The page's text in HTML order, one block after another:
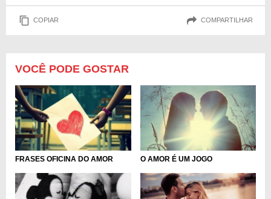
COPIAR COMPARTILHAR
VOCÊ PODE GOSTAR
FRASES OFICINA DO AMOR O AMOR É UM JOGO